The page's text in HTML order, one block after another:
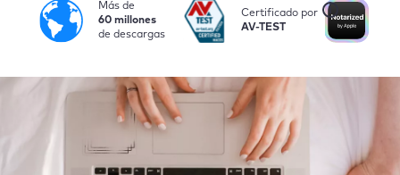
Más de
60 millones
de descargas
i
Certificado por
AV-TEST